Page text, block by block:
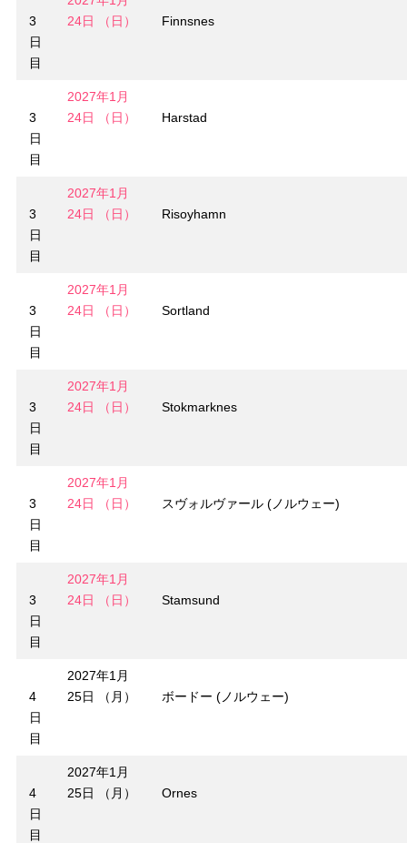
3
日
目
24日 （日）
Finnsnes
3
日
目
2027年1月
24日 （日）
Harstad
3
日
目
2027年1月
24日 （日）
Risoyhamn
3
日
目
2027年1月
24日 （日）
Sortland
3
日
目
2027年1月
24日 （日）
Stokmarknes
3
日
目
2027年1月
24日 （日）
スヴォルヴァール (ノルウェー)
3
日
目
2027年1月
24日 （日）
Stamsund
4
日
目
2027年1月
25日 （月）
ボードー (ノルウェー)
4
日
目
2027年1月
25日 （月）
Ornes